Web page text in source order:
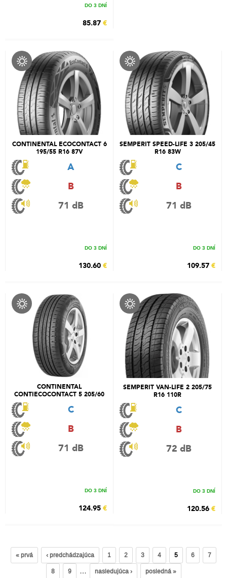
DO 3 DNÍ
85.87 €
CONTINENTAL ECOCONTACT 6
195/55 R16 87V
A
B
71 dB
DO 3 DNÍ
130.60 €
SEMPERIT SPEED-LIFE 3 205/45
R16 83W
C
B
71 dB
DO 3 DNÍ
109.57 €
CONTINENTAL
CONTIECOCONTACT 5 205/60
C
B
71 dB
DO 3 DNÍ
124.95 €
SEMPERIT VAN-LIFE 2 205/75
R16 110R
C
B
72 dB
DO 3 DNÍ
120.56 €
« prvá ‹ predchádzajúca 1 2 3 4 5 6
7
8
9 … nasledujúca › posledná »